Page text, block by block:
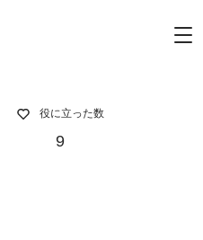
役に立った数
9